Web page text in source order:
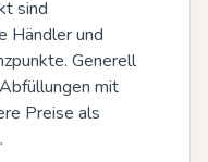
sind
Händler und
Generell
mit
Preise als